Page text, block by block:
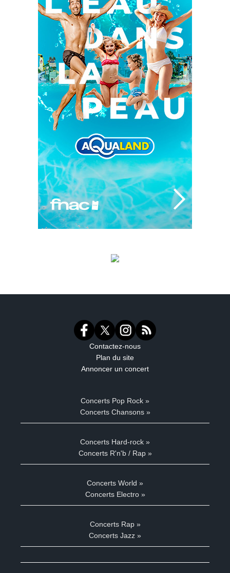
Contactez-nous
Plan du site
Annoncer un concert
Concerts Pop Rock »
Concerts Chansons »
Concerts Hard-rock »
Concerts R'n'b / Rap »
Concerts World »
Concerts Electro »
Concerts Rap »
Concerts Jazz »